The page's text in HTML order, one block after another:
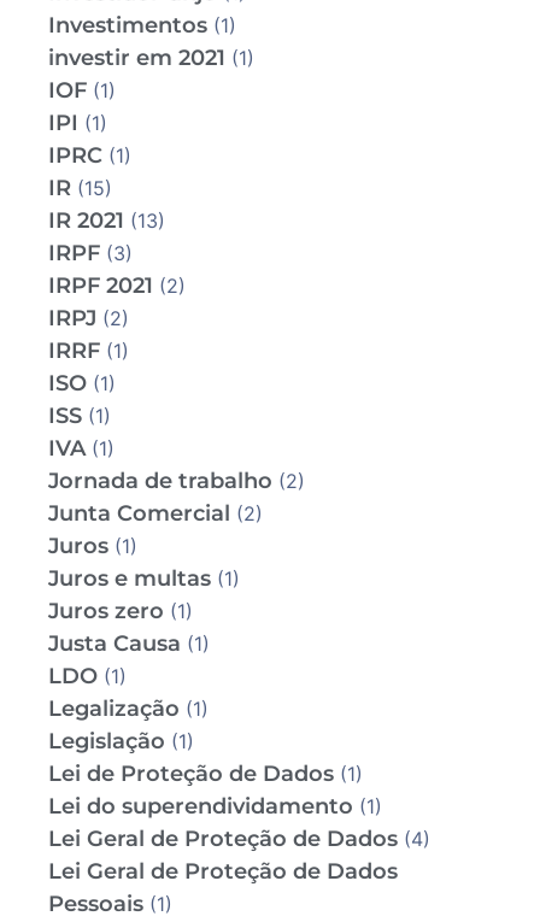
Investimentos (1)
investir em 2021 (1)
IOF (1)
IPI (1)
IPRC (1)
IR (15)
IR 2021 (13)
IRPF (3)
IRPF 2021 (2)
IRPJ (2)
IRRF (1)
ISO (1)
ISS (1)
IVA(1)
Jornada de trabalho (2)
Junta Comercial (2)
Juros (1)
Juros e multas (1)
Juros zero (1)
Justa Causa (1)
LDO (1)
Legalização (1)
Legislação (1)
Lei de Proteção de Dados (1)
Lei do superendividamento (1)
Lei Geral de Proteção de Dados (4)
Lei Geral de Proteção de Dados
Pessoais (1)